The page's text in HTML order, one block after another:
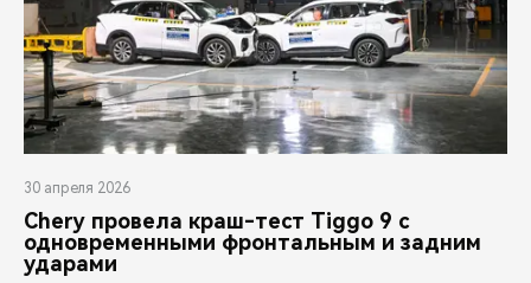
30 апреля 2026
Chery провела краш-тест Tiggo 9 с
одновременными фронтальным и задним
ударами